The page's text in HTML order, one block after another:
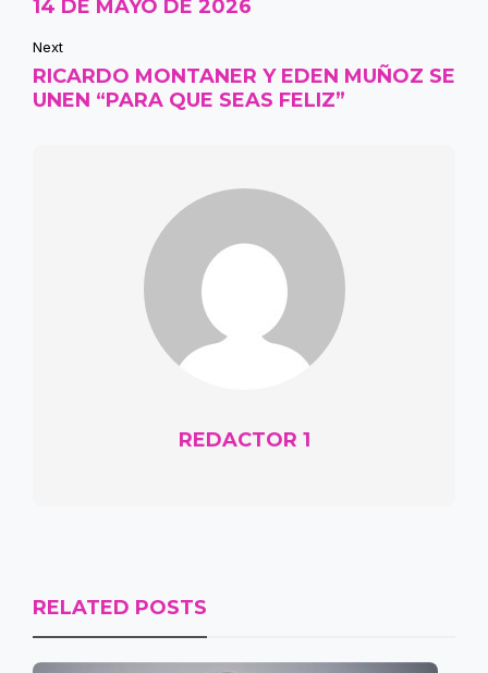
14 DE MAYO DE 2026
Next
RICARDO MONTANER Y EDEN MUÑOZ SE
UNEN “PARA QUE SEAS FELIZ”
REDACTOR 1
RELATED POSTS